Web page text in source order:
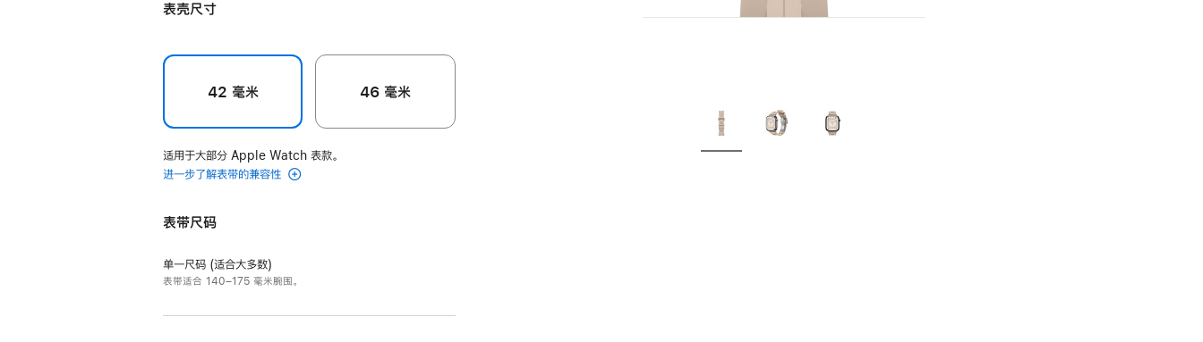
Single
的
选
灰
蓝
色
色
表壳尺寸
42 毫米 46 毫米
适用于大部分 Apple Watch 表款。
进一步了解表带的兼容性
表带尺码
单一尺码 (适合大多数)
表带适合 140–175 毫米腕围。